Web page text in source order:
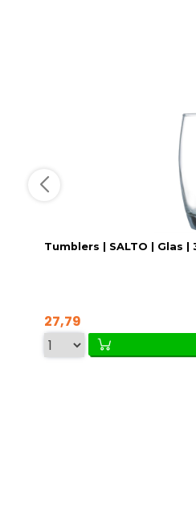
Tumblers | SALTO | Glas |
27,79